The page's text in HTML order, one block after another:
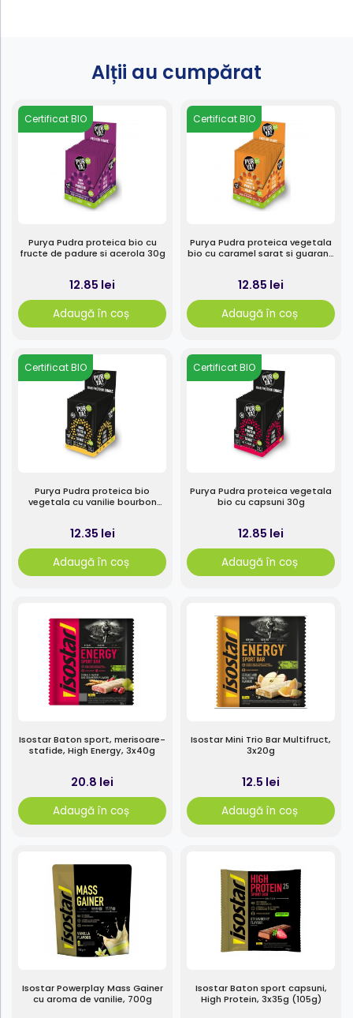
Alții au cumpărat
Certificat BIO
Purya Pudra proteica bio cu
fructe de padure si acerola 30g
12.85 lei
Adaugă în coș
Certificat BIO
Purya Pudra proteica vegetala
bio cu caramel sarat si guarana
12.85 lei
Adaugă în coș
Certificat BIO
Purya Pudra proteica bio
vegetala cu vanilie bourbon
12.35 lei
Adaugă în coș
Certificat BIO
Purya Pudra proteica vegetala
bio cu capsuni 30g
12.85 lei
Adaugă în coș
Isostar Baton sport, merisoare-
stafide, High Energy, 3x40g
20.8 lei
Adaugă în coș
Isostar Mini Trio Bar Multifruct,
3x20g
12.5 lei
Adaugă în coș
Isostar Powerplay Mass Gainer
cu aroma de vanilie, 700g
Isostar Baton sport capsuni,
High Protein, 3x35g (105g)